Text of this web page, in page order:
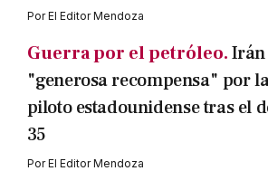
PorEl Editor Mendoza
Guerra por el petróleo.
"generosa recompensa" por
piloto estadounidense tras el
35
PorEl Editor Mendoza